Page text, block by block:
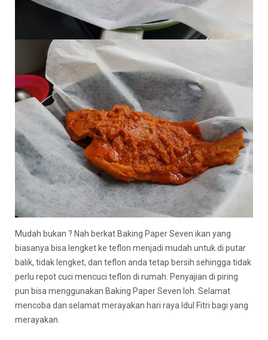
Mudah bukan ? Nah berkat Baking Paper Seven ikan yang
biasanya bisa lengket ke teflon menjadi mudah untuk di putar
balik, tidak lengket, dan teflon anda tetap bersih sehingga tidak
perlu repot cuci mencuci teflon di rumah. Penyajian di piring
pun bisa menggunakan Baking Paper Seven loh. Selamat
mencoba dan selamat merayakan hari raya Idul Fitri bagi yang
merayakan.